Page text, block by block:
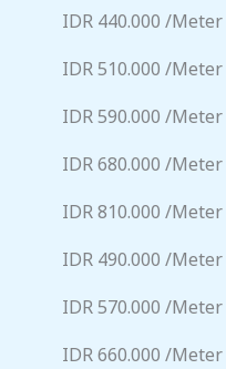
IDR 440.000 /meter
IDR 510.000 /meter
IDR 590.000 /meter
IDR 680.000 /meter
IDR 810.000 /meter
IDR 490.000 /meter
IDR 570.000 /meter
IDR 660.000 /meter